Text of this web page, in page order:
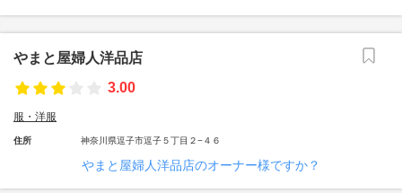
やまと屋婦人洋品店
3.00
服・洋服
住所 神奈川県逗子市逗子５丁目２−４６
やまと屋婦人洋品店のオーナー様ですか？